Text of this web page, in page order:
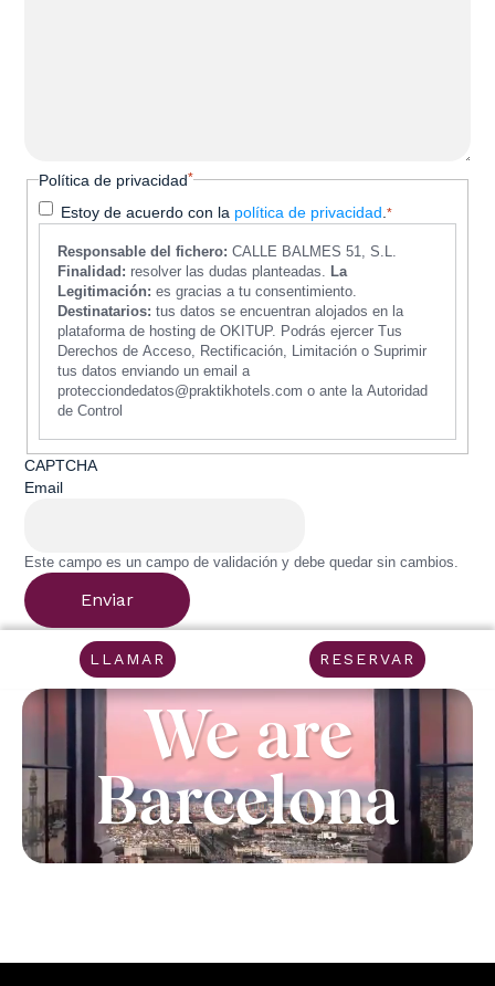
Política de privacidad*
Estoy de acuerdo con la política de privacidad *
Responsable del fichero: CALLE BALMES 51, S.L.
Finalidad: resolver las dudas planteadas. La
Legitimación: es gracias a tu consentimiento.
Destinatarios: tus datos se encuentran alojados en la
plataforma de hosting de OKITUP. Podrás ejercer Tus
Derechos de Acceso, Rectificación, Limitación o Suprimir
tus datos enviando un email a
protecciondedatos@praktikhotels.com o ante la Autoridad
de Control
CAPTCHA
Email
Este campo es un campo de validación y debe quedar sin cambios.
LLAMAR RESERVAR
We are
Barcelona